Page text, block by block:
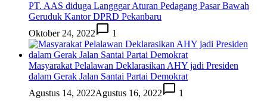
PT. AAS diduga Langggar Aturan Pedagang Pasar Bawah
Geruduk Kantor DPRD Pekanbaru
Oktober 24, 2022
1
Masyarakat Pelalawan Deklarasikan AHY jadi Presiden
dalam Gerak Jalan Santai Partai Demokrat
Agustus 14, 2022Agustus 16, 2022 1